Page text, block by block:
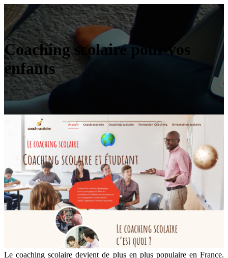
Coaching scolaire pour vos
enfants
Le coaching scolaire devient de plus en plus populaire en France.